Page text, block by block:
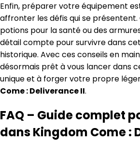
Enfin, préparer votre équipement
affronter les défis qui se présentent.
potions pour la santé ou des
détail compte pour survivre dans
historique. Avec ces conseils en
désormais prêt à vous lancer dans
unique et à forger votre propre
Come : Deliverance II.
FAQ – Guide complet
dans Kingdom Come :